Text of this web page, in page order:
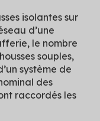
isolantes sur
d’une
le nombre
souples,
système de
des
raccordés les